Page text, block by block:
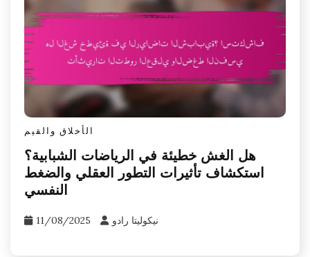
الأخلاق والقيم
هل الغش خطيئة في الرياضات الشبابية؟
استكشاف تأثيرات التطور العقلي والضغط
النفسي
11/08/2025 نيكوليتا رادو